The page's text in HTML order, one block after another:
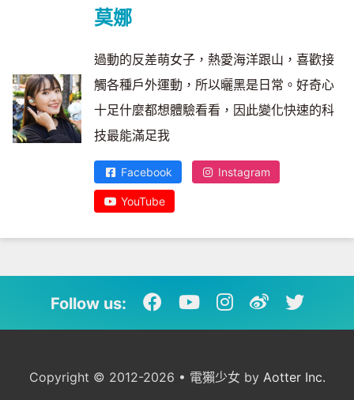
莫娜
過動的反差萌女子，熱愛海洋跟山，喜歡接
觸各種戶外運動，所以曬黑是日常。好奇心
十足什麼都想體驗看看，因此變化快速的科
技最能滿足我
Facebook Instagram
YouTube
Follow us:
Copyright © 2012-2026 • 電獺少女 by Aotter Inc.